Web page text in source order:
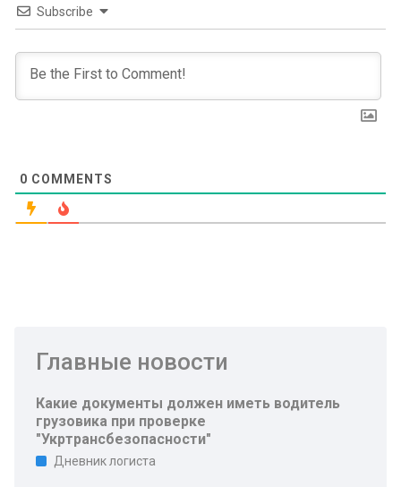
Subscribe
0 COMMENTS
Главные новости
Какие документы должен иметь водитель
грузовика при проверке
"Укртрансбезопасности"
Дневник логиста